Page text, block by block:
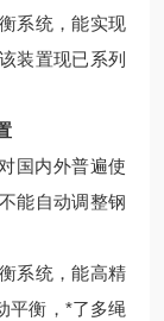
系统，能实现
装置现已系列
国内外普遍使
能自动调整钢
系统，能高精
平衡，*了多绳